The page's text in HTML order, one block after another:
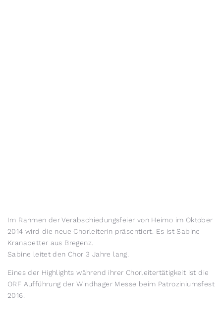
Im Rahmen der Verabschiedungsfeier von Heimo im Oktober
2014 wird die neue Chorleiterin präsentiert. Es ist Sabine
Kranabetter aus Bregenz.
Sabine leitet den Chor 3 Jahre lang.
Eines der Highlights während ihrer Chorleitertätigkeit ist die
ORF Aufführung der Windhager Messe beim Patroziniumsfest
2016.